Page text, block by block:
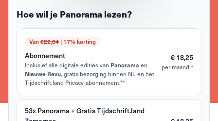
Hoe wil je Panorama lezen?
Van€22,04| 17% korting
Abonnement
Inclusief alle digitale edities van Panorama en
Nieuwe Revu, gratis bezorging binnen NL en het
Tijdschrift.land Privacy-abonnement.**
€ 18,25
per maand *
53x Panorama + Gratis Tijdschrift.land